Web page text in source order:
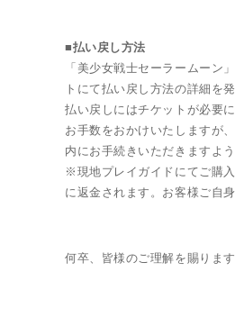
■払い戻し方法
「美少女戦士セーラームー
トにて払い戻し方法の詳細を
払い戻しにはチケットが必要
お手数をおかけいたしますが
内にお手続きいただきますよ
※現地プレイガイドにてご購
に返金されます。お客様ご自
何卒、皆様のご理解を賜りま